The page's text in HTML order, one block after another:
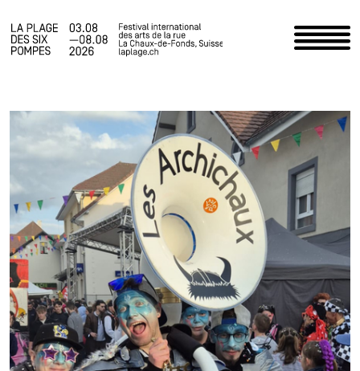
Accueil
Programme
Infos pratiques
Actualités
Le Festival
Espace staff
Photos